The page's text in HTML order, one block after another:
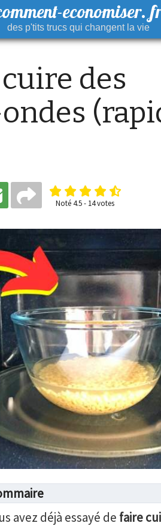
economiser.
des p'tits trucs qui changent la vie
des
Noté4.5- 14votes
avez déjà essayé de faire